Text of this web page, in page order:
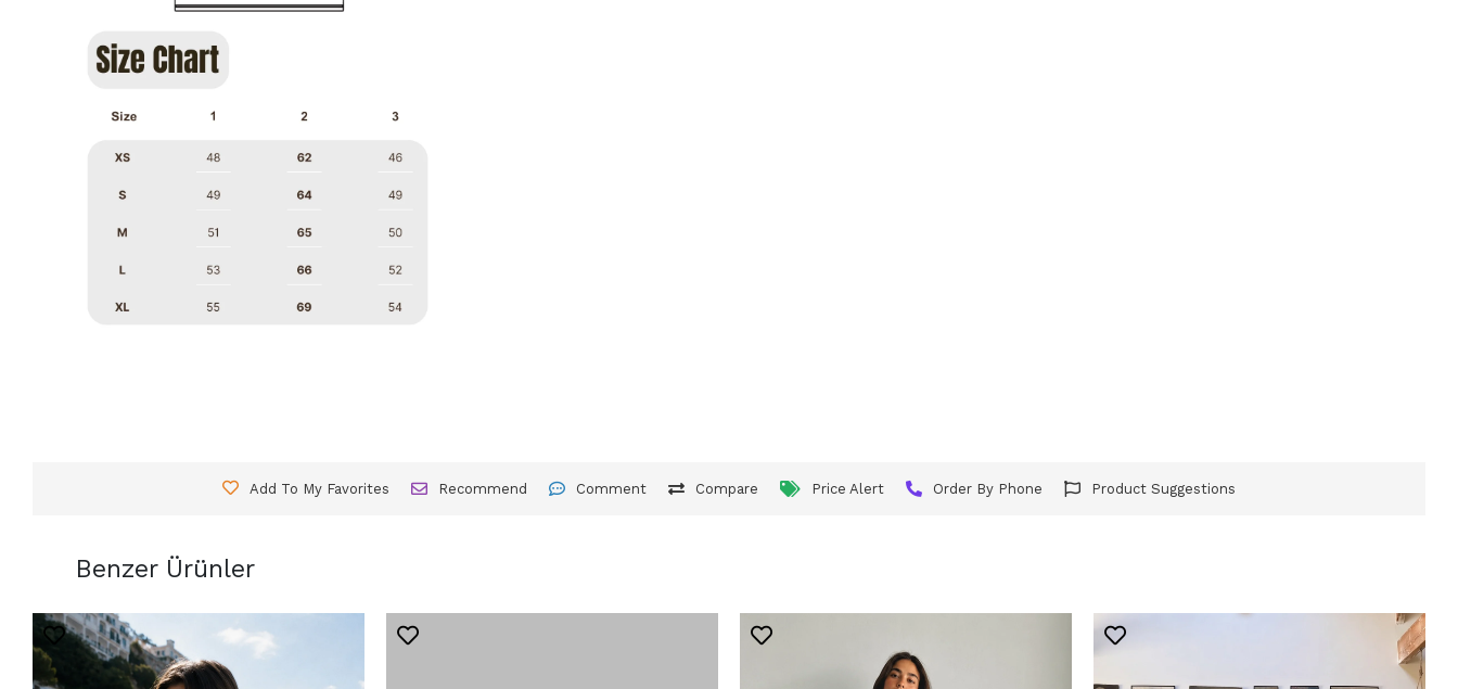
Add To My Favorites Recommend Comment Compare Price Alert Order By Phone Product Suggestions
Benzer Ürünler